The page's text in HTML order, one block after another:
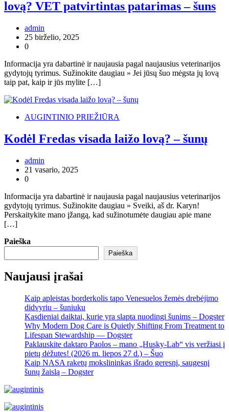
lovą? VET patvirtintas patarimas – šuns
admin
25 birželio, 2025
0
Informacija yra dabartinė ir naujausia pagal naujausius veterinarijos
gydytojų tyrimus. Sužinokite daugiau » Jei jūsų šuo mėgsta jų lovą
taip pat, kaip ir jūs mylite […]
AUGINTINIO PRIEŽIŪRA
Kodėl Fredas visada laižo lovą? – šunų
admin
21 vasario, 2025
0
Informacija yra dabartinė ir naujausia pagal naujausius veterinarijos
gydytojų tyrimus. Sužinokite daugiau » Sveiki, aš dr. Karyn!
Perskaitykite mano įžangą, kad sužinotumėte daugiau apie mane
[…]
Paieška
Paieška
Naujausi įrašai
Kaip apleistas borderkolis tapo Venesuelos žemės drebėjimo
didvyriu – šuniuku
Kasdieniai daiktai, kurie yra slapta nuodingi šunims – Dogster
Why Modern Dog Care is Quietly Shifting From Treatment to
Lifespan Stewardship — Dogster
Paklauskite daktaro Paolos – mano „Husky-Lab“ vis veržiasi į
pietų dėžutes! (2026 m. liepos 27 d.) – Šuo
Kaip NASA raketų mokslininkas išrado geresnį, saugesnį
šunų žaislą – Dogster